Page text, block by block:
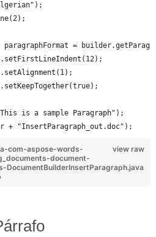
paragraphFormat =
is a sample Paragraph");
+ "InsertParagraph_out.doc");
view raw
com-aspose-words-
document-
DocumentBuilderInsertParagraph.java